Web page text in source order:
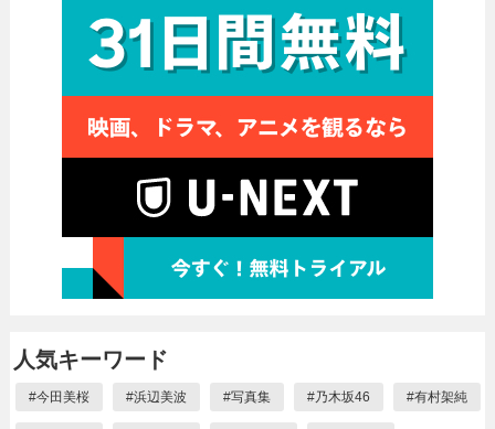
人気キーワード
#今田美桜 #浜辺美波 #写真集 #乃木坂46 #有村架純